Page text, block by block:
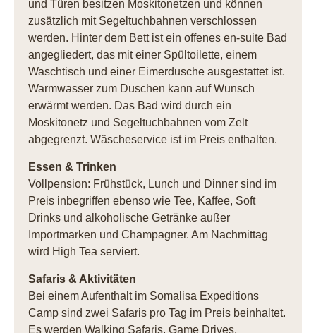
und Türen besitzen Moskitonetzen und können
zusätzlich mit Segeltuchbahnen verschlossen
werden. Hinter dem Bett ist ein offenes en-suite Bad
angegliedert, das mit einer Spültoilette, einem
Waschtisch und einer Eimerdusche ausgestattet ist.
Warmwasser zum Duschen kann auf Wunsch
erwärmt werden. Das Bad wird durch ein
Moskitonetz und Segeltuchbahnen vom Zelt
abgegrenzt. Wäscheservice ist im Preis enthalten.
Essen & Trinken
Vollpension: Frühstück, Lunch und Dinner sind im
Preis inbegriffen ebenso wie Tee, Kaffee, Soft
Drinks und alkoholische Getränke außer
Importmarken und Champagner. Am Nachmittag
wird High Tea serviert.
Safaris & Aktivitäten
Bei einem Aufenthalt im Somalisa Expeditions
Camp sind zwei Safaris pro Tag im Preis beinhaltet.
Es werden Walking Safaris, Game Drives,